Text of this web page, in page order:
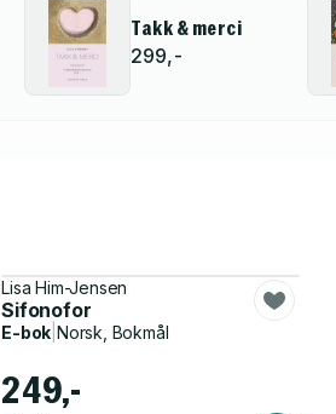
Takk & merci
299,-
Lisa Him-Jensen
Sifonofor
E-bok |Norsk, Bokmål
249,-